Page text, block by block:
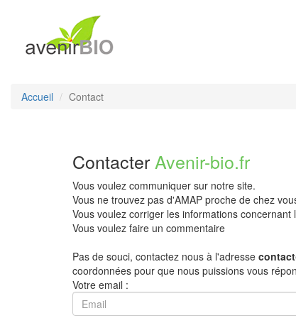
Accueil Contact
Contacter Avenir-bio.fr
Vous voulez communiquer sur notre site.
Vous ne trouvez pas d'AMAP proche de chez
Vous voulez corriger les informations
Vous voulez faire un commentaire
Pas de souci, contactez nous à l'adresse
coordonnées pour que nous puissions vous
Votre email :